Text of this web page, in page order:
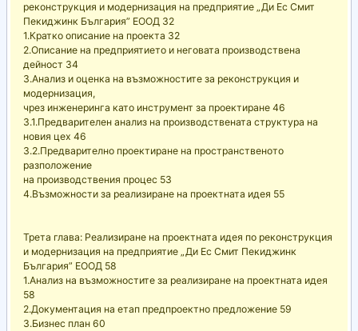
реконструкция и модернизация на предприятие „Ди Ес Смит
Пекиджинк България” ЕООД 32
1.Кратко описание на проекта 32
2.Описание на предприятието и неговата производствена
дейност 34
3.Анализ и оценка на възможностите за реконструкция и
модернизация,
чрез инженеринга като инструмент за проектиране 46
3.1.Предварителен анализ на производствената структура на
новия цех 46
3.2.Предварително проектиране на пространственото
разположение
на производствения процес 53
4.Възможности за реализиране на проектната идея 55
Трета глава: Реализиране на проектната идея по реконструкция
и модернизация на предприятие „Ди Ес Смит Пекиджинк
България” ЕООД 58
1.Анализ на възможностите за реализиране на проектната идея
58
2.Документация на етап предпроектно предложение 59
3.Бизнес план 60